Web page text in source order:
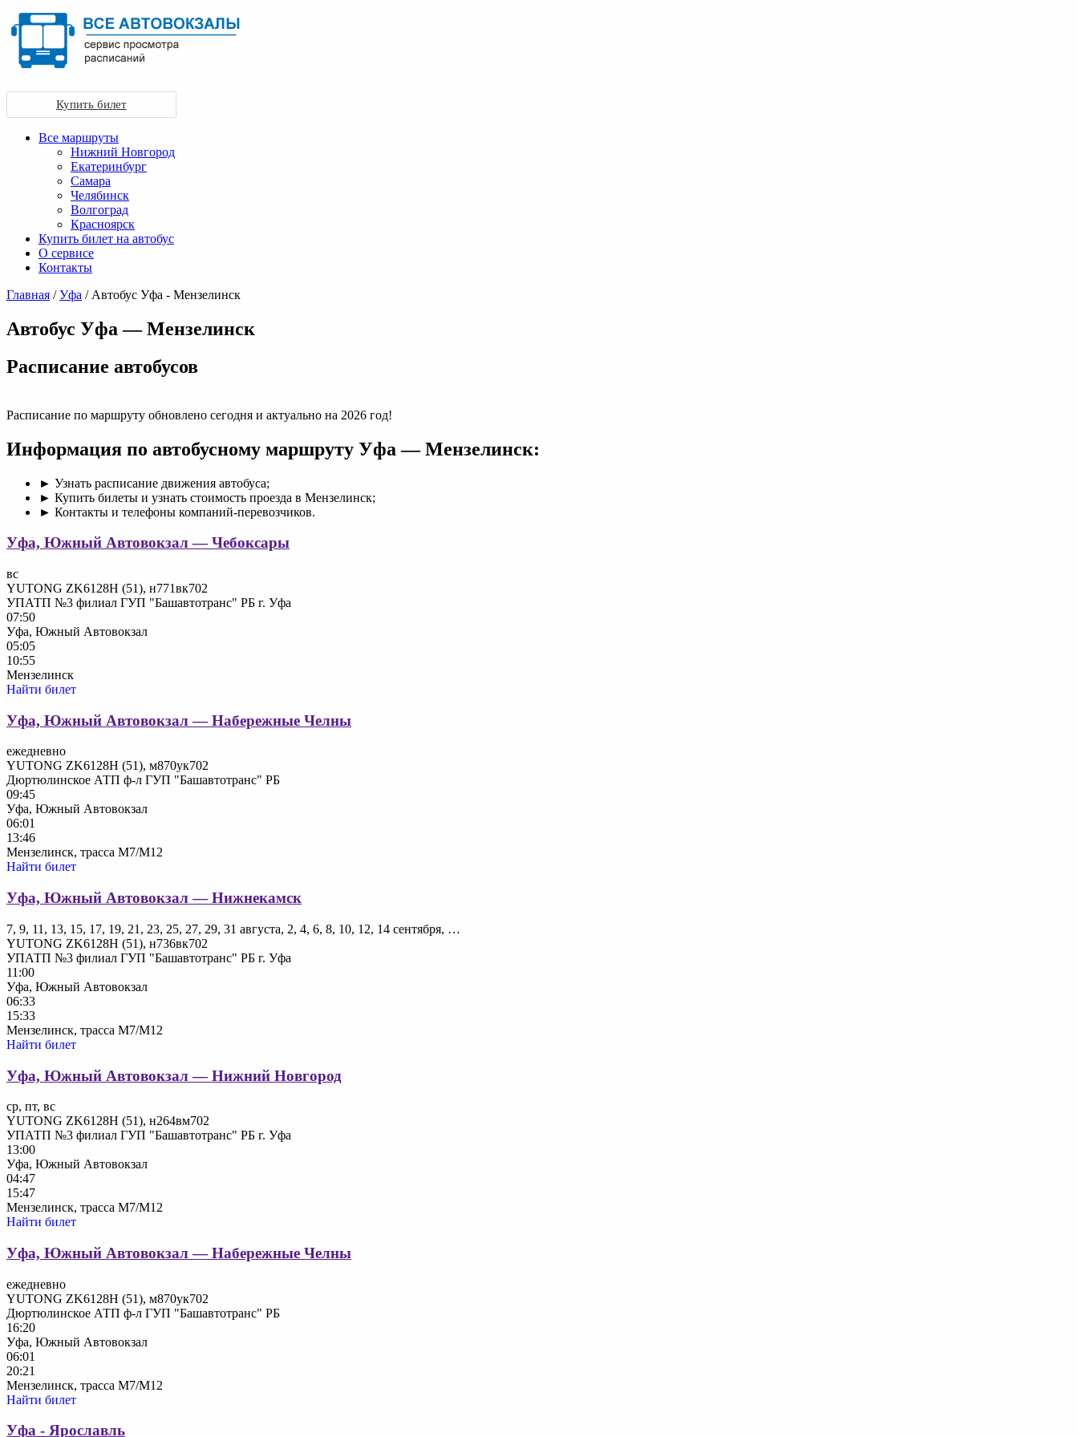
Купить билет
Все маршруты
Нижний Новгород
Екатеринбург
Самара
Челябинск
Волгоград
Красноярск
Купить билет на автобус
О сервисе
Контакты
Главная /Уфа / Автобус Уфа - Мензелинск
Автобус Уфа — Мензелинск
Раcписание автобусов
Расписание по маршруту обновлено сегодня и актуально на 2026 год!
Информация по автобусному маршруту Уфа — Мензелинск:
► Узнать расписание движения автобуса;
► Купить билеты и узнать стоимость проезда в Мензелинск;
► Контакты и телефоны компаний-перевозчиков.
Уфа, Южный Автовокзал — Чебоксары
вс
YUTONG ZK6128H (51), н771вк702
УПАТП №3 филиал ГУП "Башавтотранс" РБ г. Уфа
07:50
Уфа, Южный Автовокзал
05:05
10:55
Мензелинск
Найти билет
Уфа, Южный Автовокзал — Набережные Челны
ежедневно
YUTONG ZK6128H (51), м870ук702
Дюртюлинское АТП ф-л ГУП "Башавтотранс" РБ
09:45
Уфа, Южный Автовокзал
06:01
13:46
Мензелинск, трасса М7/М12
Найти билет
Уфа, Южный Автовокзал — Нижнекамск
7, 9, 11, 13, 15, 17, 19, 21, 23, 25, 27, 29, 31 августа, 2, 4, 6, 8, 10, 12, 14 сентября, …
YUTONG ZK6128H (51), н736вк702
УПАТП №3 филиал ГУП "Башавтотранс" РБ г. Уфа
11:00
Уфа, Южный Автовокзал
06:33
15:33
Мензелинск, трасса М7/М12
Найти билет
Уфа, Южный Автовокзал — Нижний Новгород
ср, пт, вс
YUTONG ZK6128H (51), н264вм702
УПАТП №3 филиал ГУП "Башавтотранс" РБ г. Уфа
13:00
Уфа, Южный Автовокзал
04:47
15:47
Мензелинск, трасса М7/М12
Найти билет
Уфа, Южный Автовокзал — Набережные Челны
ежедневно
YUTONG ZK6128H (51), м870ук702
Дюртюлинское АТП ф-л ГУП "Башавтотранс" РБ
16:20
Уфа, Южный Автовокзал
06:01
20:21
Мензелинск, трасса М7/М12
Найти билет
Уфа - Ярославль